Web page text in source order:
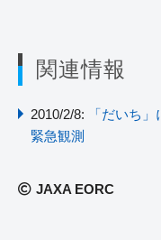
関連情報
2010/2/8:
「だいち
緊急観測
JAXA EORC